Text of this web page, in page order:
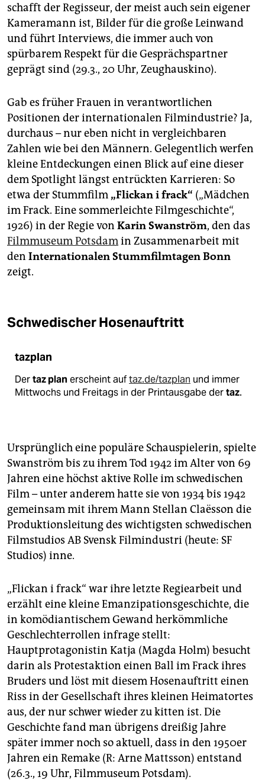
schafft der Regisseur, der meist auch sein eigener
Kameramann ist, Bilder für die große Leinwand
und führt Interviews, die immer auch von
spürbarem Respekt für die Gesprächspartner
geprägt sind (29.3., 20 Uhr, Zeughauskino).
Gab es früher Frauen in verantwortlichen
Positionen der internationalen Filmindustrie? Ja,
durchaus – nur eben nicht in vergleichbaren
Zahlen wie bei den Männern. Gelegentlich werfen
kleine Entdeckungen einen Blick auf eine dieser
dem Spotlight längst entrückten Karrieren: So
etwa der Stummfilm „Flickan i frack“ („Mädchen
im Frack. Eine sommerleichte Filmgeschichte“,
1926) in der Regie von Karin Swanström, den das
Filmmuseum Potsdamin Zusammenarbeit mit
den Internationalen Stummfilmtagen Bonn
zeigt.
Schwedischer Hosenauftritt
tazplan
Dertaz planerscheint auftaz.de/tazplan und immer
Mittwochs und Freitags in der Printausgabe dertaz.
Ursprünglich eine populäre Schauspielerin, spielte
Swanström bis zu ihrem Tod 1942 im Alter von 69
Jahren eine höchst aktive Rolle im schwedischen
Film – unter anderem hatte sie von 1934 bis 1942
gemeinsam mit ihrem Mann Stellan Claësson die
Produktionsleitung des wichtigsten schwedischen
Filmstudios AB Svensk Filmindustri (heute: SF
Studios) inne.
„Flickan i frack“ war ihre letzte Regiearbeit und
erzählt eine kleine Emanzipationsgeschichte, die
in komödiantischem Gewand herkömmliche
Geschlechterrollen infrage stellt:
Hauptprotagonistin Katja (Magda Holm) besucht
darin als Protestaktion einen Ball im Frack ihres
Bruders und löst mit diesem Hosenauftritt einen
Riss in der Gesellschaft ihres kleinen Heimatortes
aus, der nur schwer wieder zu kitten ist. Die
Geschichte fand man übrigens dreißig Jahre
später immer noch so aktuell, dass in den 1950er
Jahren ein Remake (R: Arne Mattsson) entstand
(26.3., 19 Uhr, Filmmuseum Potsdam).